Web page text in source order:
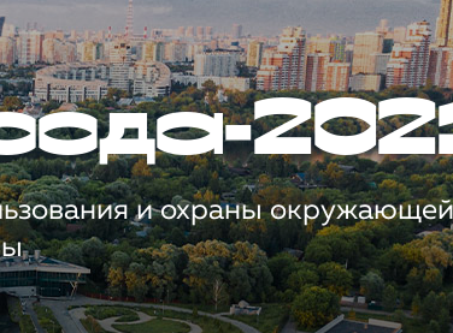
и охраны